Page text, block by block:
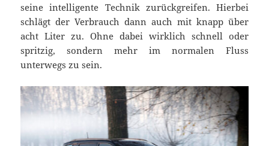
seine intelligente Technik zurückgreifen. Hierbei
schlägt der Verbrauch dann auch mit knapp über
acht Liter zu. Ohne dabei wirklich schnell oder
spritzig, sondern mehr im normalen Fluss
unterwegs zu sein.